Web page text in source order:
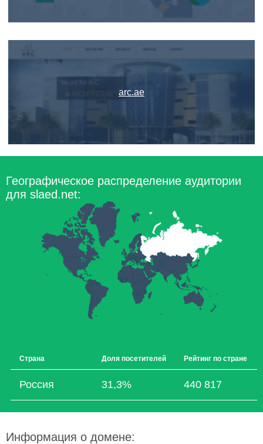
arc.ae
Географическое распределение аудитории
для slaed.net:
Страна Доля посетителей Рейтинг по стране
Россия 31,3% 440 817
Информация о домене: